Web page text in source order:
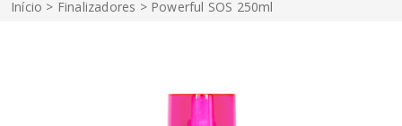
Início > Finalizadores > Powerful SOS 250ml